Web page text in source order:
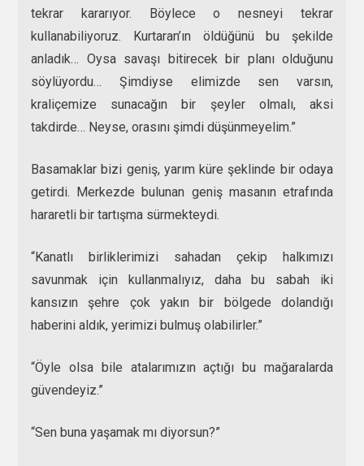
tekrar kararıyor. Böylece o nesneyi tekrar
kullanabiliyoruz. Kurtaran’ın öldüğünü bu şekilde
anladık… Oysa savaşı bitirecek bir planı olduğunu
söylüyordu… Şimdiyse elimizde sen varsın,
kraliçemize sunacağın bir şeyler olmalı, aksi
takdirde… Neyse, orasını şimdi düşünmeyelim.”
Basamaklar bizi geniş, yarım küre şeklinde bir odaya
getirdi. Merkezde bulunan geniş masanın etrafında
hararetli bir tartışma sürmekteydi.
“Kanatlı birliklerimizi sahadan çekip halkımızı
savunmak için kullanmalıyız, daha bu sabah iki
kansızın şehre çok yakın bir bölgede dolandığı
haberini aldık, yerimizi bulmuş olabilirler.”
“Öyle olsa bile atalarımızın açtığı bu mağaralarda
güvendeyiz.”
“Sen buna yaşamak mı diyorsun?”